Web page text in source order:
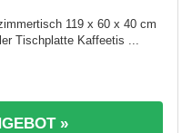
119 x 60 x 40 cm
Tischplatte Kaffeetis ...
»